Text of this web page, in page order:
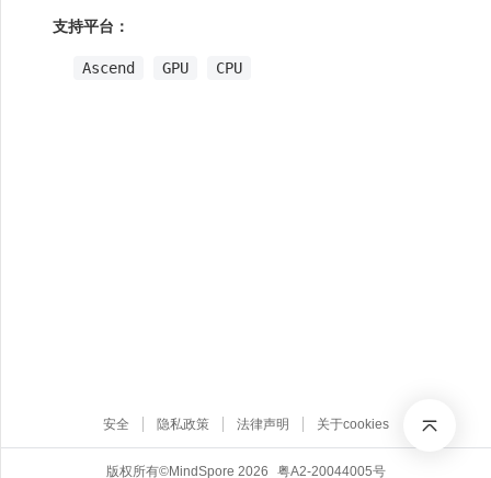
支持平台：
Ascend GPU CPU
版权所有©MindSpore 2026 粤A2-20044005号
安全 隐私政策 法律声明 关于cookies